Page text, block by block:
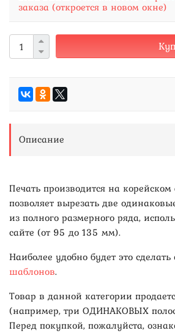
заказа (откроется в новом окне)
Описание
Печать производится на
позволяет вырезать две
из полного размерного ряда,
сайте (от 95 до 135 мм).
Наиболее удобно будет это
шаблонов.
Товар в данной категории
(например, три ОДИНАКОВЫХ
Перед покупкой, пожалуйста,